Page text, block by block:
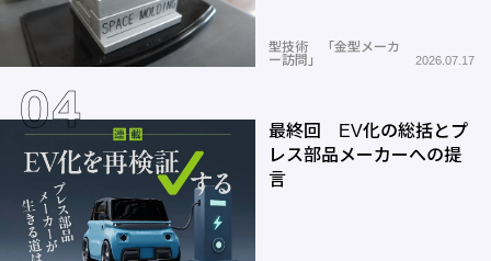
型技術 「金型メーカ
ー訪問」
2026.07.17
最終回 EV化の総括とプ
レス部品メーカーへの提
言